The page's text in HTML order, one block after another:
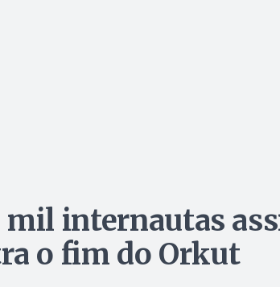
mil internautas
o fim do Orkut